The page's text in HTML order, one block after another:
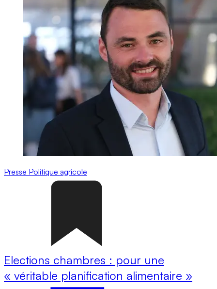
Presse Politique agricole
Elections chambres : pour une
« véritable planification alimentaire »